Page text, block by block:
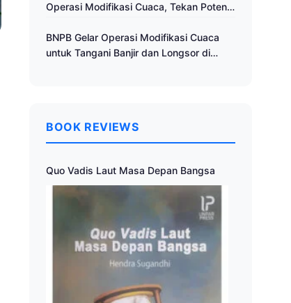
Operasi Modifikasi Cuaca, Tekan Potensi
BNPB Gelar Operasi Modifikasi Cuaca
untuk Tangani Banjir dan Longsor di
BOOK REVIEWS
Quo Vadis Laut Masa Depan Bangsa